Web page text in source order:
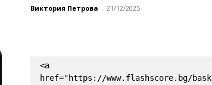
Виктория Петрова - 21/12/2025
<a
href="https://www.flashscore.bg/bask